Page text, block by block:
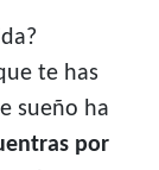
te has
sueño ha
por